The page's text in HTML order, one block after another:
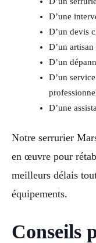
D’une
D’un devis
D’un
D’un
D’un
D’une
Notre serrurier
en œuvre pour
meilleurs délais
équipements.
Conseils